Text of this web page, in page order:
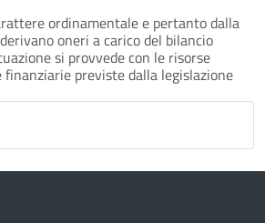
ordinamentale e pertanto dalla
oneri a carico del bilancio
si provvede con le risorse
previste dalla legislazione